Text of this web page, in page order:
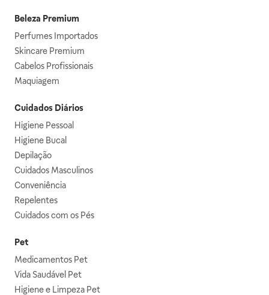
Beleza Premium
Perfumes Importados
Skincare Premium
Cabelos Profissionais
Maquiagem
Cuidados Diários
Higiene Pessoal
Higiene Bucal
Depilação
Cuidados Masculinos
Conveniência
Repelentes
Cuidados com os Pés
Pet
Medicamentos Pet
Vida Saudável Pet
Higiene e Limpeza Pet